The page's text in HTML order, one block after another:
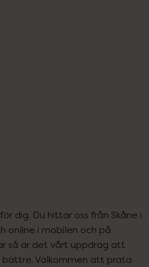
dig. Du hittar oss från Skåne i
online i mobilen och på
så är det vårt uppdrag att
Välkommen att prata